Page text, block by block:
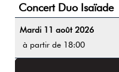
Concert Duo Isaïade
Mardi 11 août 2026
à partir de 18:00